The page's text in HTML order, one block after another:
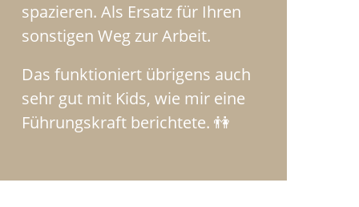
spazieren. Als Ersatz für Ihren
sonstigen Weg zur Arbeit.
Das funktioniert übrigens auch
sehr gut mit Kids, wie mir eine
Führungskraft berichtete. 👫